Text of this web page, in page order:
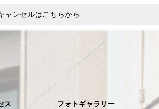
ャンセルはこちらから
ス フォトギャラリー